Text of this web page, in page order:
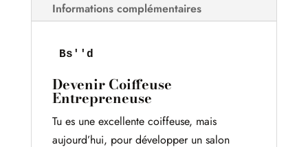
Informations complémentaires
Bs''d
Devenir Coiffeuse
Entrepreneuse
Tu es une excellente coiffeuse, mais
aujourd’hui, pour développer un salon